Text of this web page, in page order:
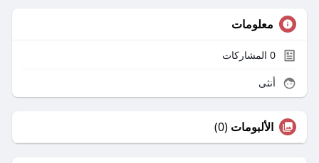
معلومات
0المشاركات
أنثى
الألبومات (0)